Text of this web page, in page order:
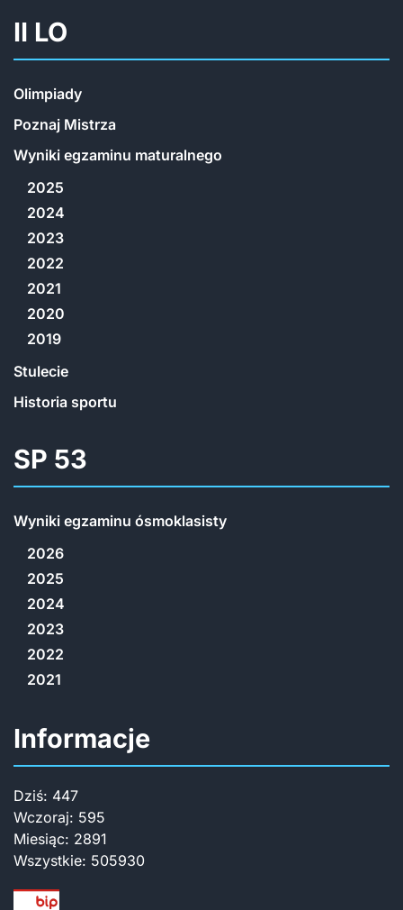
II LO
Olimpiady
Poznaj Mistrza
Wyniki egzaminu maturalnego
2025
2024
2023
2022
2021
2020
2019
Stulecie
Historia sportu
SP 53
Wyniki egzaminu ósmoklasisty
2026
2025
2024
2023
2022
2021
Informacje
Dziś: 447
Wczoraj: 595
Miesiąc: 2891
Wszystkie: 505930